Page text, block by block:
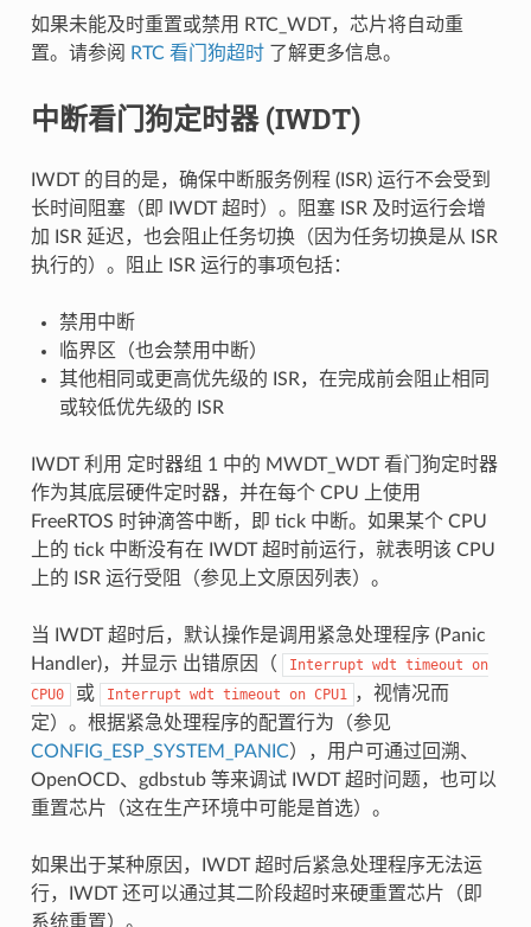
如果未能及时重置或禁用 RTC_WDT，芯片将自动重
置。请参阅
RTC 看门狗超时了解更多信息。
中断看门狗定时器 (IWDT)
IWDT 的目的是，确保中断服务例程 (ISR) 运行不会受到
长时间阻塞（即 IWDT 超时）。阻塞 ISR 及时运行会增
加 ISR 延迟，也会阻止任务切换（因为任务切换是从 ISR
执行的）。阻止 ISR 运行的事项包括：
禁用中断
临界区（也会禁用中断）
其他相同或更高优先级的 ISR，在完成前会阻止相同
或较低优先级的 ISR
IWDT 利用 定时器组 1 中的 MWDT_WDT 看门狗定时器
作为其底层硬件定时器，并在每个 CPU 上使用
FreeRTOS 时钟滴答中断，即 tick 中断。如果某个 CPU
上的 tick 中断没有在 IWDT 超时前运行，就表明该 CPU
上的 ISR 运行受阻（参见上文原因列表）。
当 IWDT 超时后，默认操作是调用紧急处理程序 (Panic
Handler)，并显示 出错原因（
Interrupt wdt timeout on
CPU0
或 Interrupt wdt timeout on CPU1 ，视情况而
定）。根据紧急处理程序的配置行为（参见
CONFIG_ESP_SYSTEM_PANIC），用户可通过回溯、
OpenOCD、gdbstub 等来调试 IWDT 超时问题，也可以
重置芯片（这在生产环境中可能是首选）。
如果出于某种原因，IWDT 超时后紧急处理程序无法运
行，IWDT 还可以通过其二阶段超时来硬重置芯片（即
系统重置）。